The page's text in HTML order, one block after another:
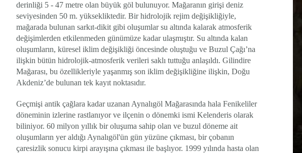
derinliği 5 - 47 metre olan büyük göl bulunuyor. Mağaranın girişi deniz
seviyesinden 50 m. yüksekliktedir. Bir hidrolojik rejim değişikliğiyle,
mağarada bulunan sarkıt-dikit gibi oluşumlar su altında kalarak atmosferik
değişimlerden etkilenmeden günümüze kadar ulaşmıştır. Su altında kalan
oluşumların, küresel iklim değişikliği öncesinde oluştuğu ve Buzul Çağı’na
ilişkin bütün hidrolojik-atmosferik verileri saklı tuttuğu anlaşıldı. Gilindire
Mağarası, bu özellikleriyle yaşanmış son iklim değişikliğine ilişkin, Doğu
Akdeniz’de bulunan tek kayıt noktasıdır.
Geçmişi antik çağlara kadar uzanan Aynalıgöl Mağarasında hala Fenikeliler
döneminin izlerine rastlanıyor ve ilçenin o dönemki ismi Kelenderis olarak
biliniyor. 60 milyon yıllık bir oluşuma sahip olan ve buzul döneme ait
oluşumların yer aldığı Aynalıgöl'ün gün yüzüne çıkması, bir çobanın
çaresizlik sonucu kirpi arayışına çıkması ile başlıyor. 1999 yılında hasta olan